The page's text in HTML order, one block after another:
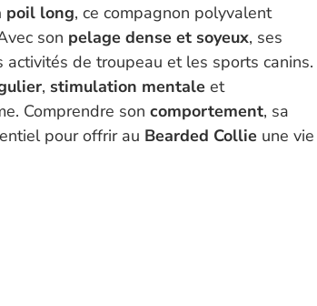
poil long, ce compagnon polyvalent
son pelage dense et soyeux, ses
de troupeau et les sports canins.
, stimulation mentale et
Comprendre son comportement, sa
pour offrir au Bearded Collie une vie